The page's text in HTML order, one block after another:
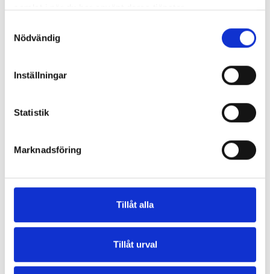
samlat i när du har använt deras tjänster.
Nödvändig
Inställningar
Statistik
Marknadsföring
Tillåt alla
Tillåt urval
Produktdetaljer